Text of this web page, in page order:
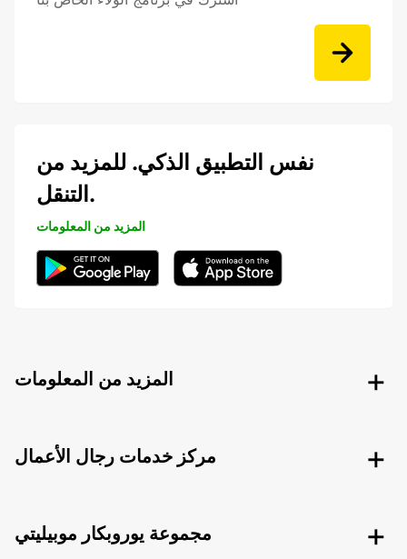
نفس التطبيق الذكي. للمزيد من
التنقل.
المزيد من المعلومات
المزيد من المعلومات
مركز خدمات رجال الأعمال
مجموعة يوروبكار موبيليتي